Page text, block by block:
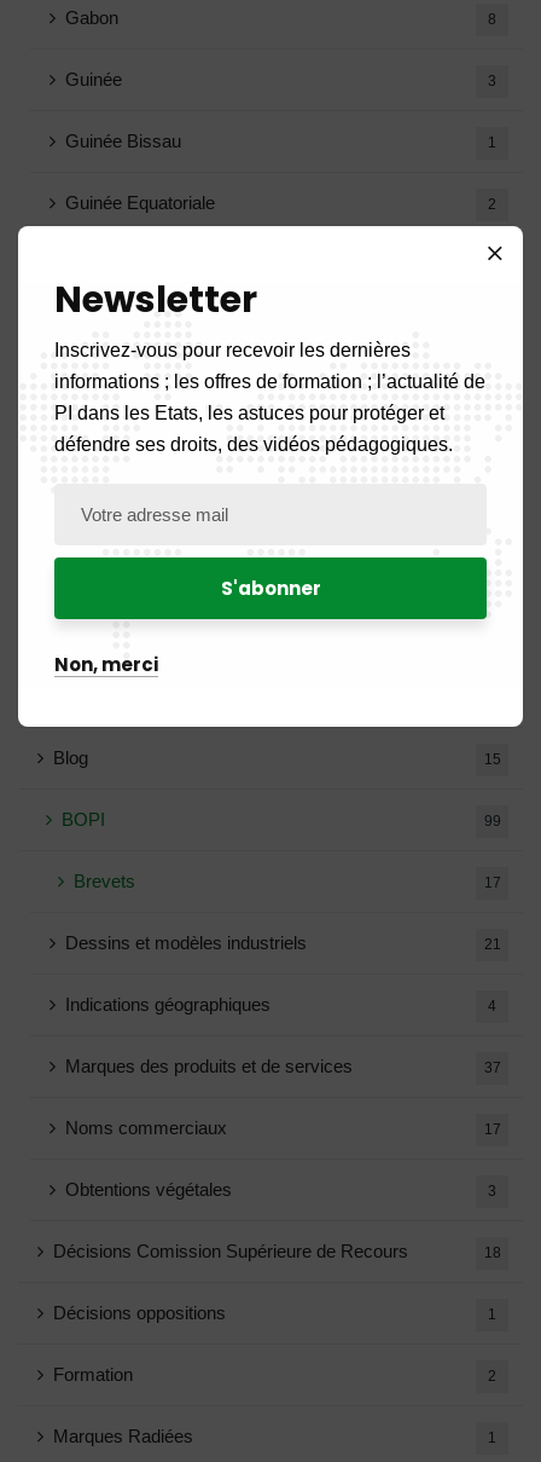
Gabon 8
Guinée 3
Guinée Bissau 1
Guinée Equatoriale 2
Togo
Agenda
Annonce
Avis de recrutement
Blog 15
BOPI 99
Brevets 17
Dessins et modèles industriels 21
Indications géographiques 4
Marques des produits et de services 37
Noms commerciaux 17
Obtentions végétales 3
Décisions Comission Supérieure de Recours 18
Décisions oppositions 1
Formation 2
Marques Radiées 1
Newsletter
Inscrivez-vous pour recevoir les dernières
informations ; les offres de formation ; l’actualité de
PI dans les Etats, les astuces pour protéger et
défendre ses droits, des vidéos pédagogiques.
Non, merci